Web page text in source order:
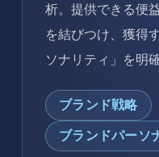
析。提供できる便
を結びつけ、獲得
ソナリティ」を明
ブランド戦略
ブランドパーソ